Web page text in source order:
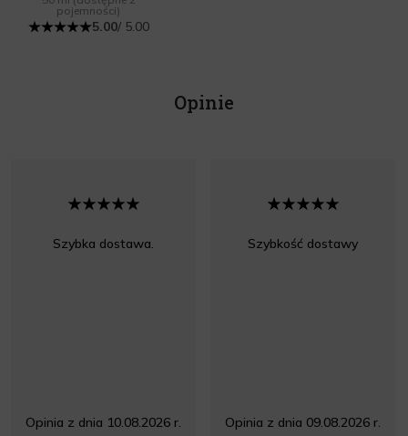
pojemności)
5.00/ 5.00
Opinie
Szybka dostawa.
Opinia z dnia 10.08.2026 r.
Szybkość dostawy
Opinia z dnia 09.08.2026 r.